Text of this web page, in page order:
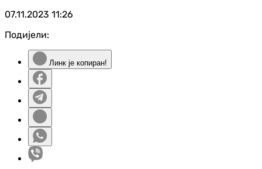
07.11.2023 11:26
Подијели:
Линк је копиран!